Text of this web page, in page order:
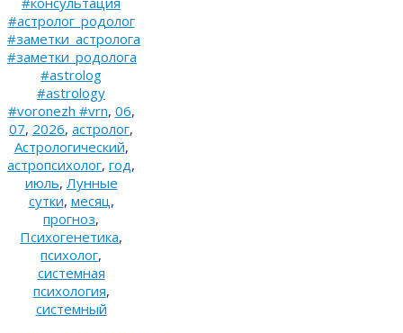
#астролог_родолог
#заметки_астролога
#заметки_родолога
#astrolog
#astrology
#voronezh #vrn, 06,
07, 2026, астролог,
Астрологический,
астропсихолог, год,
июль, Лунные
сутки, месяц,
прогноз,
Психогенетика,
психолог,
системная
психология,
системный